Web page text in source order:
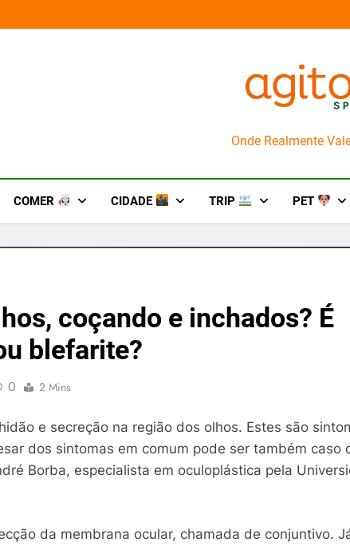
Onde Realmente
COMER CIDADE TRIP PET
coçando e inchados? É
blefarite?
0 2 Mins
e secreção na região dos olhos. Estes são
dos sintomas em comum pode ser também caso
Borba, especialista em oculoplástica pela
da membrana ocular, chamada de conjuntivo.